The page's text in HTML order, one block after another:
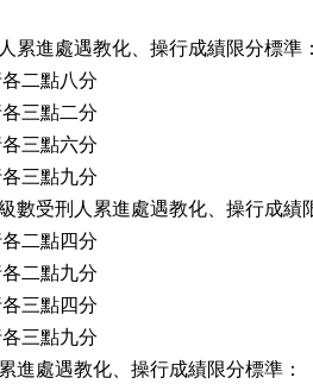
累進處遇教化、操行成績限分標準
各二點八分
各三點二分
各三點六分
各三點九分
數受刑人累進處遇教化、操行成績
各二點四分
各二點九分
各三點四分
各三點九分
進處遇教化、操行成績限分標準：